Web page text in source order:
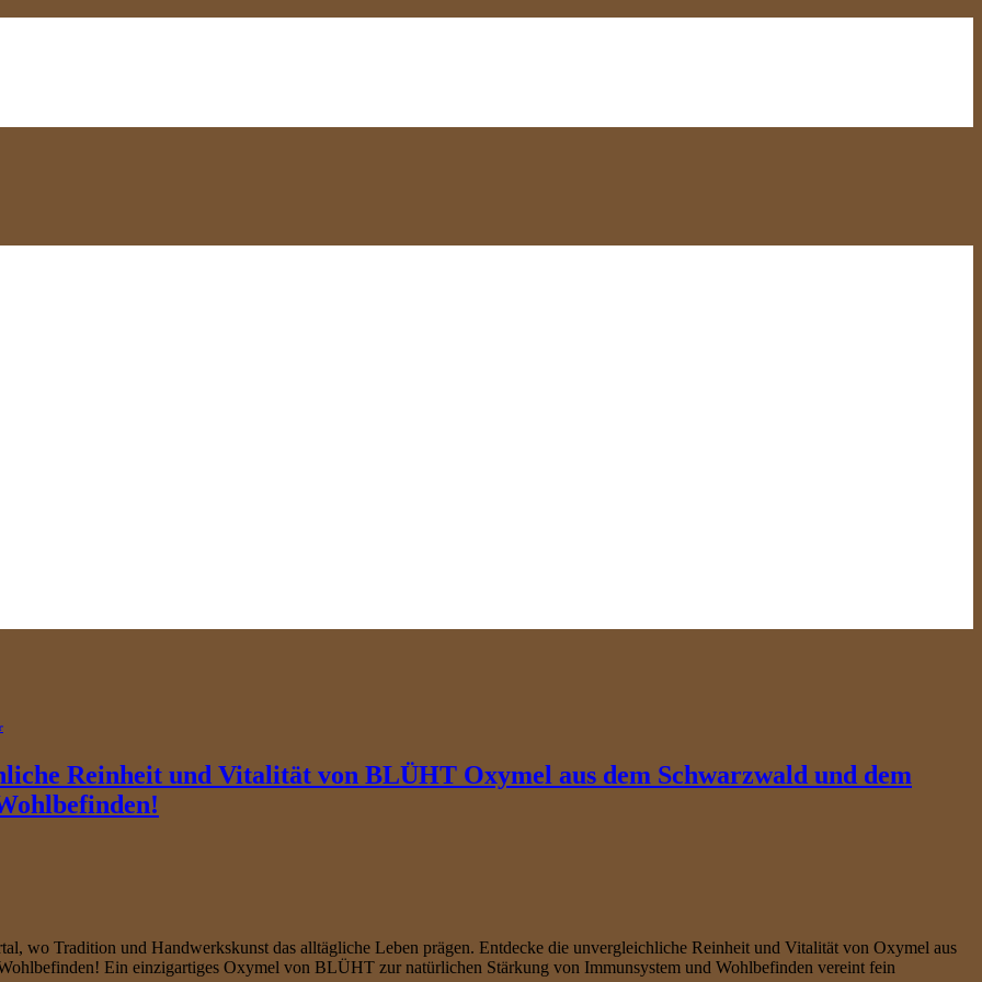
Reinheit und Vitalität von BLÜHT Oxymel aus dem Schwarzwald und dem
wo Tradition und Handwerkskunst das alltägliche Leben prägen. Entdecke die unvergleichliche Reinheit und Vitalität von Oxymel aus
Ein einzigartiges Oxymel von BLÜHT zur natürlichen Stärkung von Immunsystem und Wohlbefinden vereint fein